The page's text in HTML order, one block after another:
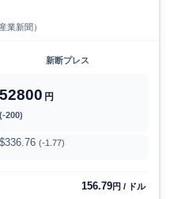
業新聞）
新断プレス
52800 円
(-200)
$336.76 (-1.77)
156.79円 / ドル